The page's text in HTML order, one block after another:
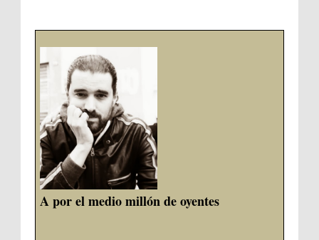
A por el medio millón de oyentes